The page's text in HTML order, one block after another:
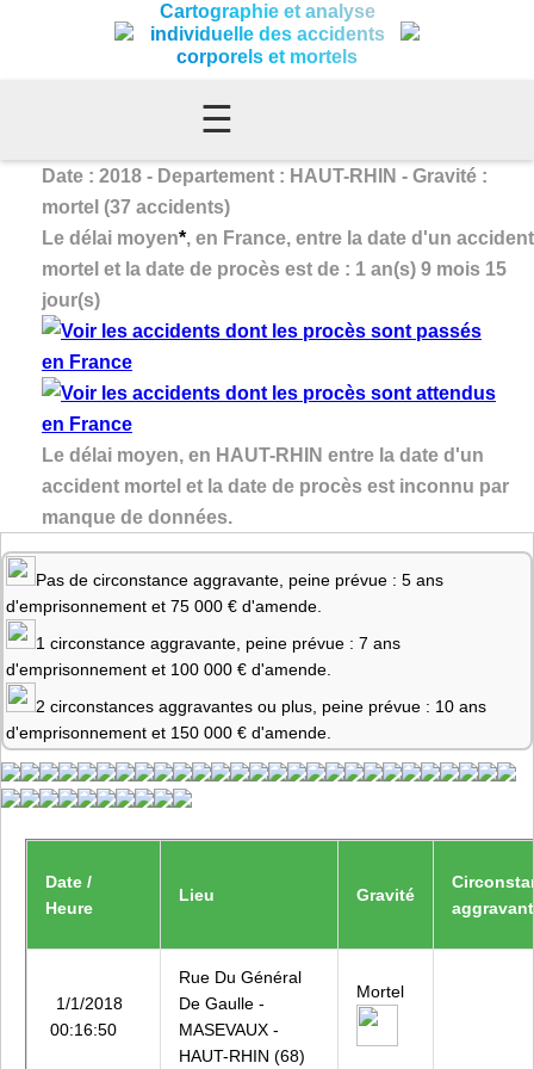
Cartographie et analyse
individuelle des accidents
corporels et mortels
☰
Date : 2018 - Departement : HAUT-RHIN - Gravité :
mortel (37 accidents)
Le délai moyen*, en France, entre la date d'un accident
mortel et la date de procès est de : 1 an(s) 9 mois 15
jour(s)
Le délai moyen, en HAUT-RHIN entre la date d'un
accident mortel et la date de procès est inconnu par
manque de données.
Pas de circonstance aggravante, peine prévue : 5 ans
d'emprisonnement et 75 000 € d'amende.
1 circonstance aggravante, peine prévue : 7 ans
d'emprisonnement et 100 000 € d'amende.
2 circonstances aggravantes ou plus, peine prévue : 10 ans
d'emprisonnement et 150 000 € d'amende.
Date /
Heure
Lieu Gravité
1/1/2018
00:16:50
Rue Du Général
De Gaulle -
MASEVAUX -
HAUT-RHIN (68)
Mortel